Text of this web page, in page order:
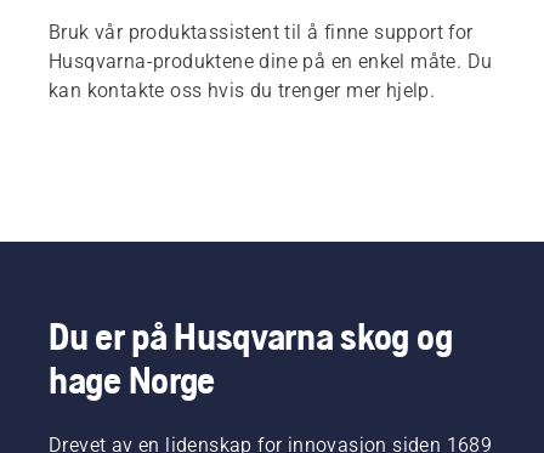
Bruk vår produktassistent til å finne support for
Husqvarna-produktene dine på en enkel måte. Du
kan kontakte oss hvis du trenger mer hjelp.
Du er på Husqvarna skog og
hage Norge
Drevet av en lidenskap for innovasjon siden 1689